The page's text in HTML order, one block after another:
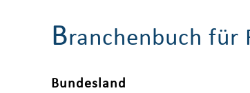
Branchenbuch für
Bundesland